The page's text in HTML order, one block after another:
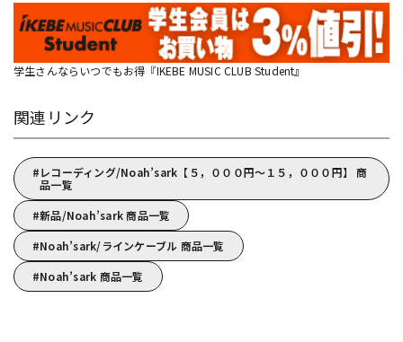
学生さんならいつでもお得『IKEBE MUSIC CLUB Student』
関連リンク
レコーディング/Noah’sark【５，０００円～１５，０００円】 商
品一覧
新品/Noah’sark 商品一覧
Noah’sark/ラインケーブル 商品一覧
Noah’sark 商品一覧